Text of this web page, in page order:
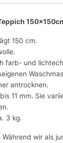
150 cm.
farb- und
antrocknen.
11 mm. Sie
3 kg.
Während wir als